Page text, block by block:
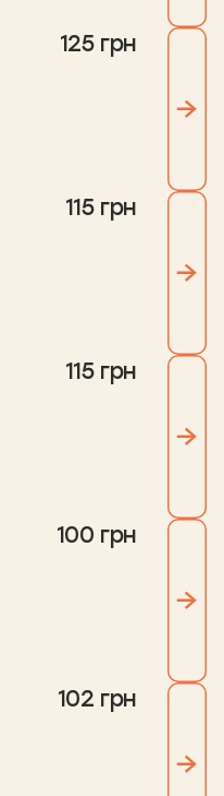
125 грн
115 грн
115 грн
100 грн
102 грн